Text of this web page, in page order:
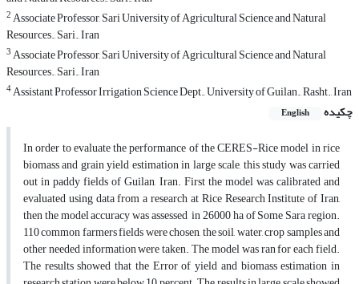
2Associate Professor, Sari University of Agricultural Science and Natural
Resources., Sari., Iran
3Associate Professor, Sari University of Agricultural Science and Natural
Resources., Sari., Iran
4Assistant Professor Irrigation Science Dept., University of Guilan., Rasht., Iran
چکیده
English
In order to evaluate the performance of the CERES-Rice model in rice
biomass and grain yield estimation in large scale, this study was carried
out in paddy fields of Guilan, Iran. First the model was calibrated and
evaluated using data from a research at Rice Research Institute of Iran,
then the model accuracy was assessed in 26000 ha of Some Sara region.
110 common farmers fields were chosen, the soil, water, crop samples and
other needed information were taken. The model was ran for each field.
The results showed that the Error of yield and biomass estimation in